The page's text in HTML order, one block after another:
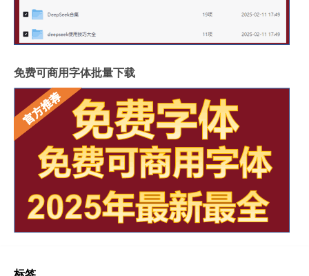
免费可商用字体批量下载